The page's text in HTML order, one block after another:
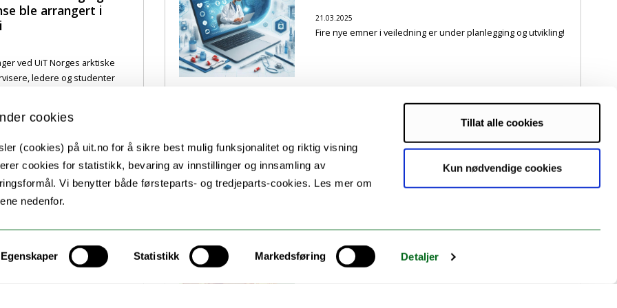
cookies
(cookies) på uit.no for å sikre best mulig funksjonalitet og riktig visning
cookies for statistikk, bevaring av innstillinger og innsamling av
Vi benytter både førsteparts- og tredjeparts-cookies. Les mer om
nedenfor.
Egenskaper Statistikk Markedsføring Detaljer
Tillat alle cookies
Kun nødvendige cookies
ble arrangert i
ved UiT Norges arktiske
ledere og studenter
21.03.2025
Fire nye emner i veiledning er under planlegging og utvikling!
plass i VeiKomp Prosjektoppstart i VeiKomp Nord
02.04.2024
KickOff og prosjektoppstart ble gjennomført 21.mars på